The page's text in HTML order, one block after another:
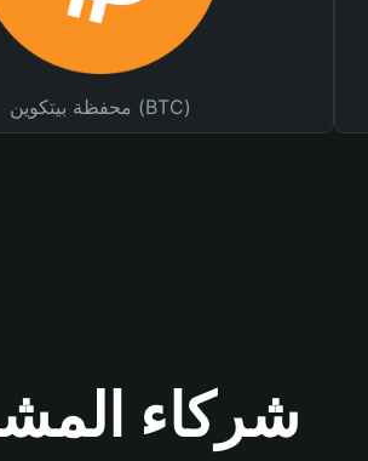
محفظة بيتكوين (BTC)
شركاء